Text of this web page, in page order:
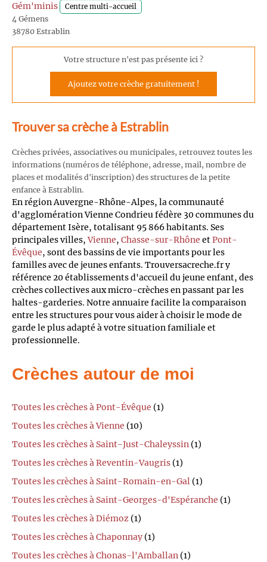
Gém'minis Centre multi-accueil
4 Gémens
38780 Estrablin
Votre structure n'est pas présente ici ?
Ajoutez votre crèche gratuitement !
Trouver sa crèche à Estrablin
Crèches privées, associatives ou municipales, retrouvez toutes les
informations (numéros de téléphone, adresse, mail, nombre de
places et modalités d'inscription) des structures de la petite
enfance à Estrablin.
En région Auvergne-Rhône-Alpes, la communauté
d'agglomération Vienne Condrieu fédère 30 communes du
département Isère, totalisant 95 866 habitants. Ses
principales villes,Vienne, Chasse-sur-Rhône etPont-
Évêque, sont des bassins de vie importants pour les
familles avec de jeunes enfants. Trouversacreche.fr y
référence 20 établissements d'accueil du jeune enfant, des
crèches collectives aux micro-crèches en passant par les
haltes-garderies. Notre annuaire facilite la comparaison
entre les structures pour vous aider à choisir le mode de
garde le plus adapté à votre situation familiale et
professionnelle.
Crèches autour de moi
Toutes les crèches à Pont-Évêque (1)
Toutes les crèches à Vienne (10)
Toutes les crèches à Saint-Just-Chaleyssin (1)
Toutes les crèches à Reventin-Vaugris (1)
Toutes les crèches à Saint-Romain-en-Gal (1)
Toutes les crèches à Saint-Georges-d'Espéranche (1)
Toutes les crèches à Diémoz (1)
Toutes les crèches à Chaponnay (1)
Toutes les crèches à Chonas-l'Amballan (1)